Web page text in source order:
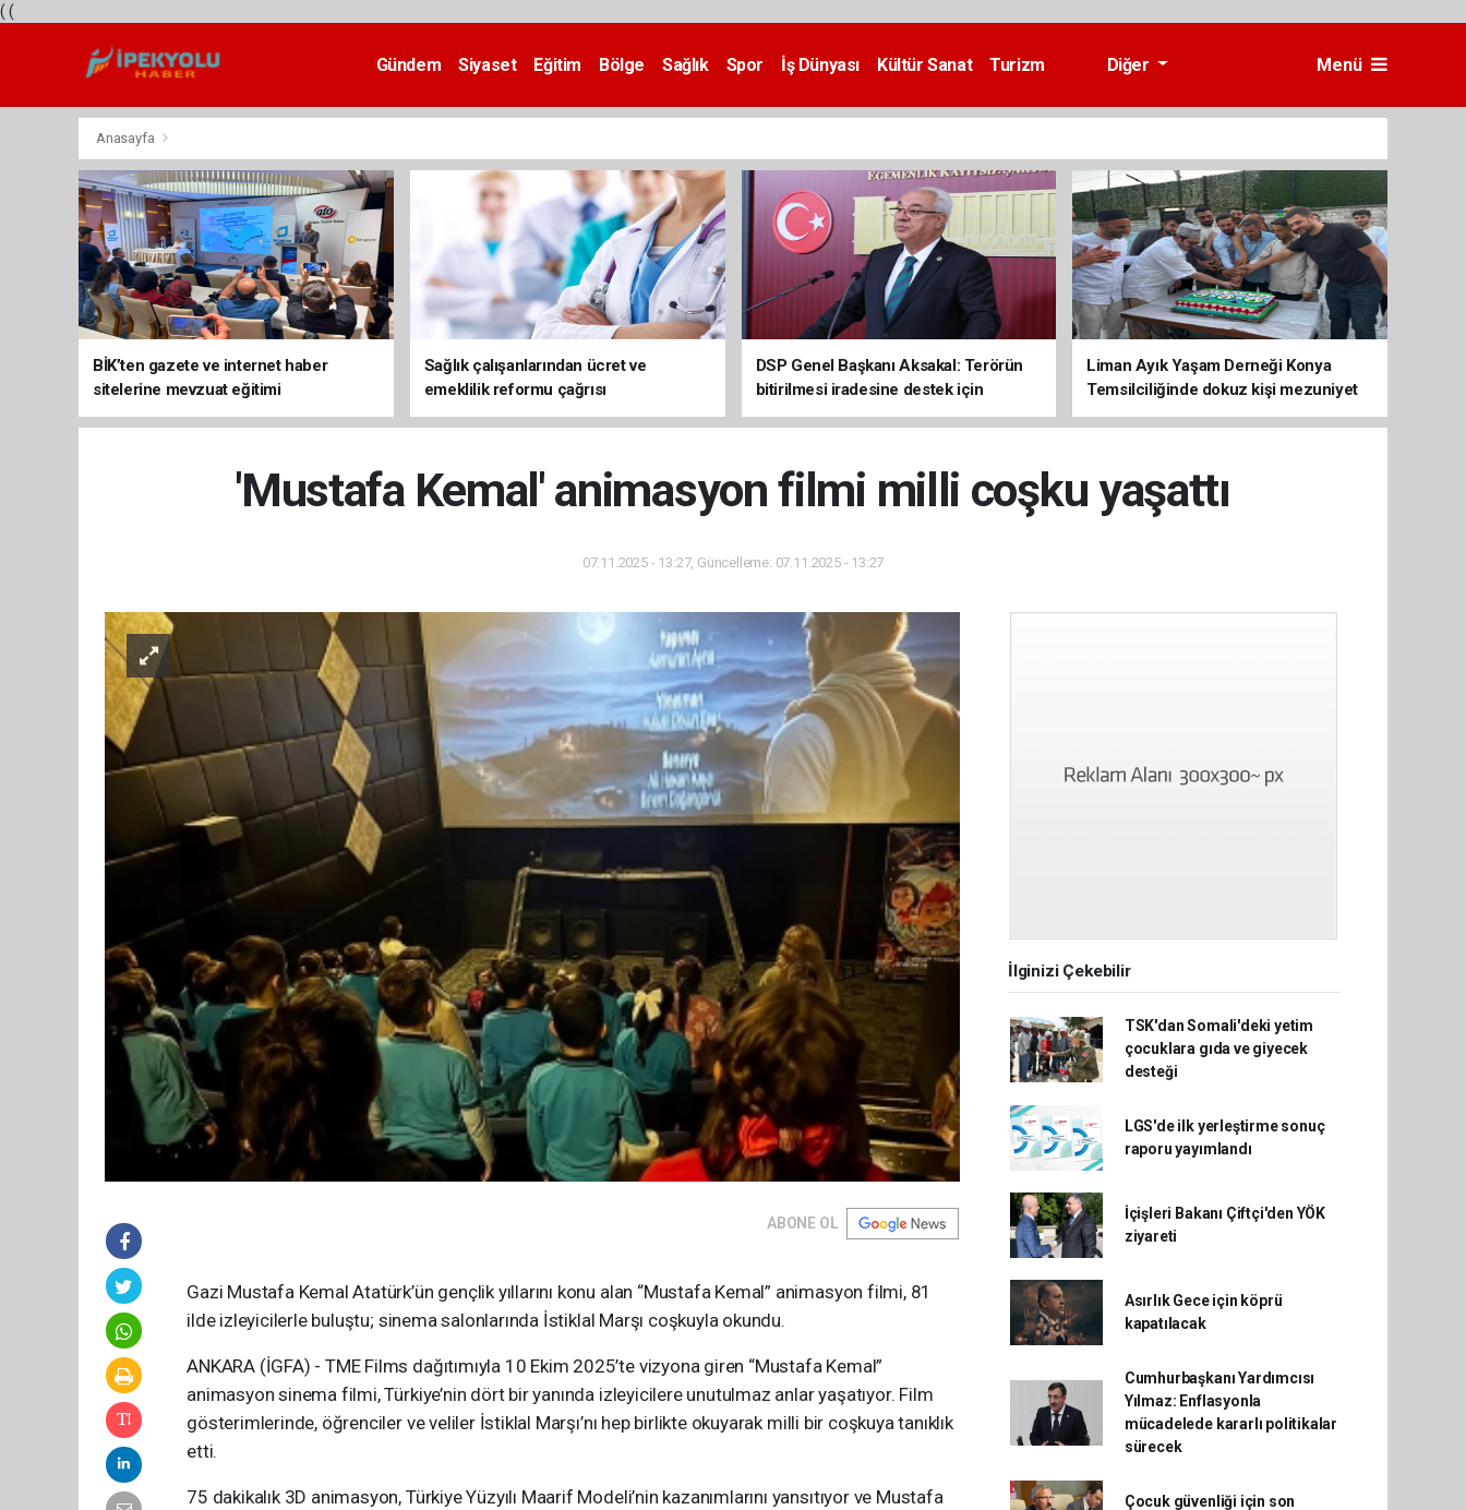
( (
Gündem Siyaset Eğitim Bölge Sağlık Spor İş Dünyası Kültür Sanat
Turizm
Diğer Menü
Anasayfa
BİK’ten gazete ve internet haber
sitelerine mevzuat eğitimi
Sağlık çalışanlarından ücret ve
emeklilik reformu çağrısı
DSP Genel Başkanı Aksakal: Terörün
bitirilmesi iradesine destek için
imzalayacağım
Liman Ayık Yaşam Derneği Konya
Temsilciliğinde dokuz kişi mezuniyet
sevinci yaşadı
'Mustafa Kemal' animasyon filmi milli coşku yaşattı
07.11.2025 - 13:27, Güncelleme: 07.11.2025 - 13:27
ABONE OL
Gazi Mustafa Kemal Atatürk’ün gençlik yıllarını konu alan “Mustafa Kemal” animasyon filmi, 81
ilde izleyicilerle buluştu; sinema salonlarında İstiklal Marşı coşkuyla okundu.
ANKARA (İGFA) - TME Films dağıtımıyla 10 Ekim 2025’te vizyona giren “Mustafa Kemal”
animasyon sinema filmi, Türkiye’nin dört bir yanında izleyicilere unutulmaz anlar yaşatıyor. Film
gösterimlerinde, öğrenciler ve veliler İstiklal Marşı’nı hep birlikte okuyarak milli bir coşkuya tanıklık
etti.
75 dakikalık 3D animasyon, Türkiye Yüzyılı Maarif Modeli’nin kazanımlarını yansıtıyor ve Mustafa
İlginizi Çekebilir
TSK'dan Somali'deki yetim
çocuklara gıda ve giyecek
desteği
LGS'de ilk yerleştirme sonuç
raporu yayımlandı
İçişleri Bakanı Çiftçi'den YÖK
ziyareti
Asırlık Gece için köprü
kapatılacak
Cumhurbaşkanı Yardımcısı
Yılmaz: Enflasyonla
mücadelede kararlı politikalar
sürecek
Çocuk güvenliği için son